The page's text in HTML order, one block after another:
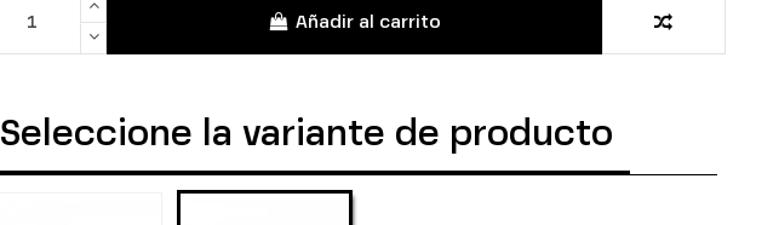
Añadir al carrito
Seleccione la variante de producto